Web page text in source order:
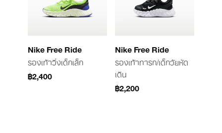
Nike Free Ride
รองเท้าวิ่งเด็กเล็ก
฿2,400
Nike Free Ride
รองเท้าทารก/เด็กวัยหัด
เดิน
฿2,200